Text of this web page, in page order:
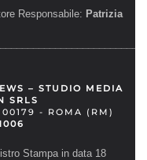
Responsabile: Patrizia
– STUDIO MEDIA
SRLS
- ROMA (RM)
Stampa in data 18